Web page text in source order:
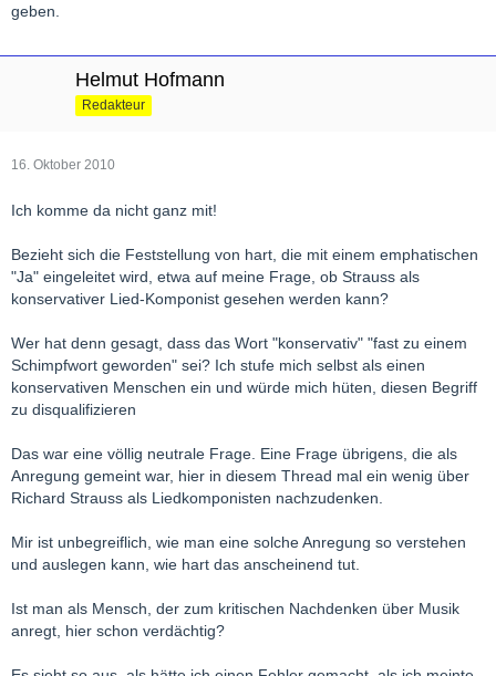
geben.
Helmut Hofmann
Redakteur
16. Oktober 2010
Ich komme da nicht ganz mit!
Bezieht sich die Feststellung von hart, die mit einem emphatischen
"Ja" eingeleitet wird, etwa auf meine Frage, ob Strauss als
konservativer Lied-Komponist gesehen werden kann?
Wer hat denn gesagt, dass das Wort "konservativ" "fast zu einem
Schimpfwort geworden" sei? Ich stufe mich selbst als einen
konservativen Menschen ein und würde mich hüten, diesen Begriff
zu disqualifizieren
Das war eine völlig neutrale Frage. Eine Frage übrigens, die als
Anregung gemeint war, hier in diesem Thread mal ein wenig über
Richard Strauss als Liedkomponisten nachzudenken.
Mir ist unbegreiflich, wie man eine solche Anregung so verstehen
und auslegen kann, wie hart das anscheinend tut.
Ist man als Mensch, der zum kritischen Nachdenken über Musik
anregt, hier schon verdächtig?